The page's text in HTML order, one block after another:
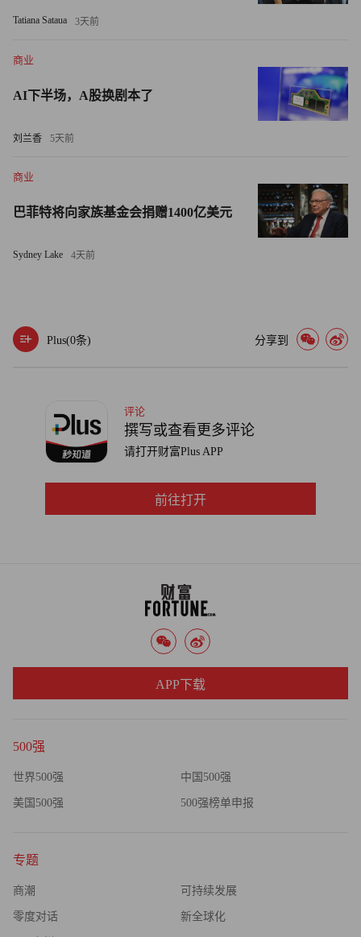
NumberAI是一家位于加州奥克兰的小型企业人工智能驱动
型智能消息服务提供商，公司A轮融资1050万美元。投资者
包括Costanoa Ventures、DFJ和Gradient Ventures。
一家位于加州圣马特奥的产品设计系统供应商Obo筹集了
820万美元的资金。 Wildcat Venture Partners和TDF Ventures
Novaxap旗下的Syntax Systems收购了EmeraldCube
Waterland Private Equity收购Rehacon多数股权
一家总部位于德国的物理治疗服务提供商。财务数据未透
由Intervale Capital提供资金支持的Sentry Energy Solutions收
购了Himarc Environmental Solutions，后者是一家天然气发动
机排放测试和现场气体泄漏检测服务的提供商。财务数据未
Stephan Tabah和Philippe Bailet。财务数据未透露。
Tatiana Sataua 3天前
商业
AI下半场，A股换剧本了
刘兰香 5天前
商业
巴菲特将向家族基金会捐赠1400亿美元
Sydney Lake 4天前
Plus(0条) 分享到
评论
撰写或查看更多评论
请打开财富Plus APP
前往打开
500强
世界500强 中国500强
美国500强 500强榜单申报
专题
商潮 可持续发展
零度对话 新全球化
APP下载